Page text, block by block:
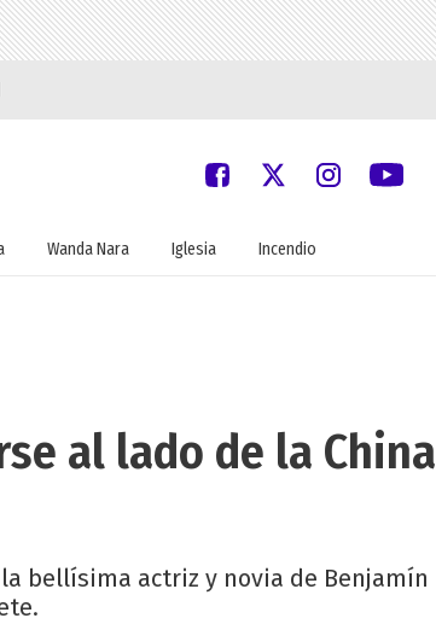
Wanda Nara Iglesia Incendio
al lado de la China
bellísima actriz y novia de Benjamín